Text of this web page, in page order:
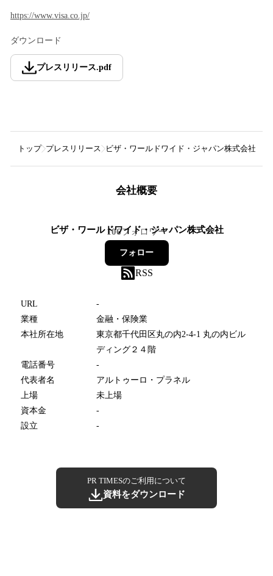
https://www.visa.co.jp/
ダウンロード
プレスリリース.pdf
トップ プレスリリース ビザ・ワールドワイド・ジャパン株式会社
会社概要
ビザ・ワールドワイド・ジャパン株式会社
106フォロワー
フォロー
RSS
URL
-
業種
金融・保険業
本社所在地
東京都千代田区丸の内2-4-1 丸の内ビル
ディング２４階
電話番号
-
代表者名
アルトゥーロ・プラネル
上場
未上場
資本金
-
設立
-
PR TIMESのご利用について
資料をダウンロード